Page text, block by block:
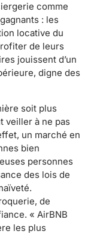
comme
: les
locative du
de leurs
jouissent d’un
digne des
soit plus
veiller à ne pas
un marché en
bien
personnes
des lois de
de
« AirBNB
les plus